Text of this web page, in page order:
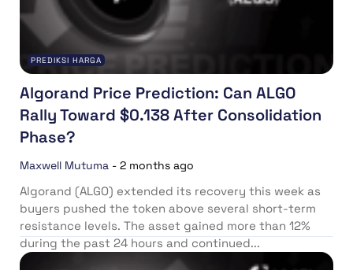
PREDIKSI HARGA
Algorand Price Prediction: Can ALGO
Rally Toward $0.138 After Consolidation
Phase?
Maxwell Mutuma - 2 months ago
Algorand (ALGO) extended its recovery this week as
buyers pushed the token above several short-term
resistance levels. The asset gained more than 12%
during the past 24 hours and continued...